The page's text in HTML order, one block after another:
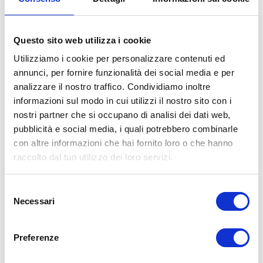
Questo sito web utilizza i cookie
Utilizziamo i cookie per personalizzare contenuti ed
annunci, per fornire funzionalità dei social media e per
analizzare il nostro traffico. Condividiamo inoltre
informazioni sul modo in cui utilizzi il nostro sito con i
nostri partner che si occupano di analisi dei dati web,
pubblicità e social media, i quali potrebbero combinarle
con altre informazioni che hai fornito loro o che hanno
raccolto dal tuo utilizzo dei loro servizi.
delNecessari
Preferenze
VILLANOVA (CASTENASO)
Via Tosarelli, 296/2
bg3team@bolognagomme.com
SCOPRI DI PIU’